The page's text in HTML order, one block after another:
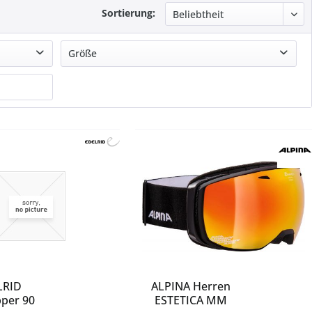
Sortierung:
Größe
100
90
ALPINA Herren
ESTETICA MM